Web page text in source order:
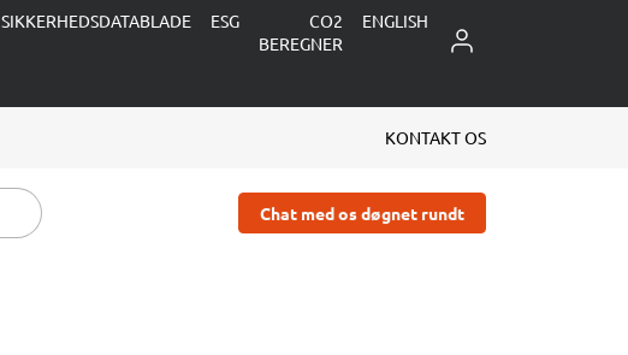
SIKKERHEDSDATABLADE ESG
CO2
BEREGNER
ENGLISH
LOG IND
KONTAKT OS
Chat med os døgnet rundt